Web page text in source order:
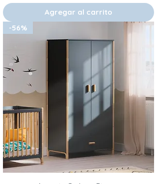
Agregar al carrito
-56%